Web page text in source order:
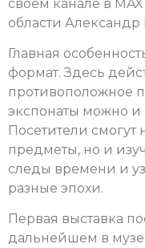
своём канале в
области
Главная
формат. Здесь
противоположное
экспонаты можно и
Посетители смогут
предметы, но и
следы времени и
разные эпохи.
Первая выставка
дальнейшем в